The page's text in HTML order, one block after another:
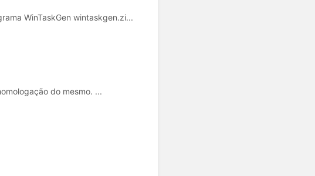
WinTaskGen wintaskgen.zi...
do mesmo. ...